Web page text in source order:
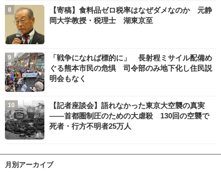
【寄稿】食料品ゼロ税率はなぜダメなのか 元静
岡大学教授・税理士 湖東京至
「戦争になれば標的に」 長射程ミサイル配備め
ぐる熊本市民の危惧 司令部のみ地下化し住民説
明会もなく
【記者座談会】語れなかった東京大空襲の真実
――首都圏制圧のための大虐殺 130回の空襲で
死者・行方不明者25万人
月別アーカイブ